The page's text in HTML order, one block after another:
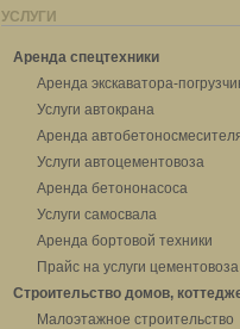
УСЛУГИ
Аренда спецтехники
Аренда экскаватора-
Услуги автокрана
Аренда
Услуги автоцементовоза
Аренда бетононасоса
Услуги самосвала
Аренда бортовой техники
Прайс на услуги цементовоза
Строительство домов,
Малоэтажное строительство